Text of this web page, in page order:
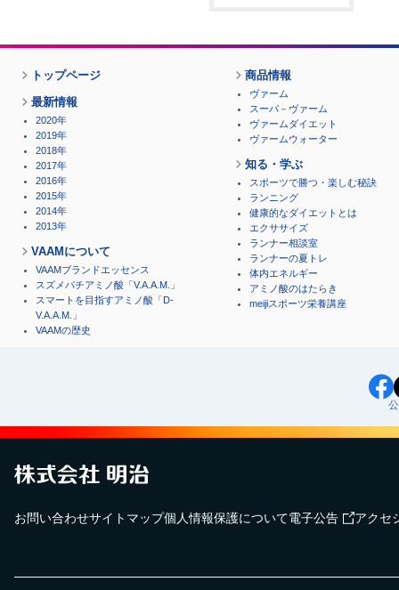
トップページ
最新情報
2020年
2019年
2018年
2017年
2016年
2015年
2014年
2013年
VAAMについて
VAAMブランドエッセンス
スズメバチアミノ酸「V.A.A.M.」
スマートを目指すアミノ酸「D-
V.A.A.M.」
VAAMの歴史
商品情報
ヴァーム
スーパ－ヴァーム
ヴァームダイエット
ヴァームウォーター
知る・学ぶ
スポーツで勝つ・楽しむ秘訣
ランニング
健康的なダイエットとは
エクササイズ
ランナー相談室
ランナーの夏トレ
体内エネルギー
アミノ酸のはたらき
meijiスポーツ栄養講座
お問い合わせサイトマップ個人情報保護について電子公告 アクセ